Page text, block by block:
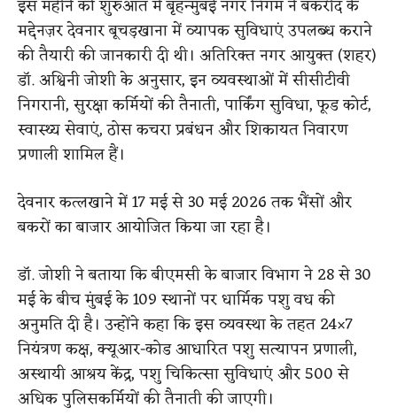
इस महीने की शुरुआत में बृहन्मुंबई नगर निगम ने बकरीद के
मद्देनज़र देवनार बूचड़खाना में व्यापक सुविधाएं उपलब्ध कराने
की तैयारी की जानकारी दी थी। अतिरिक्त नगर आयुक्त (शहर)
डॉ. अश्विनी जोशी के अनुसार, इन व्यवस्थाओं में सीसीटीवी
निगरानी, सुरक्षा कर्मियों की तैनाती, पार्किंग सुविधा, फूड कोर्ट,
स्वास्थ्य सेवाएं, ठोस कचरा प्रबंधन और शिकायत निवारण
प्रणाली शामिल हैं।
देवनार कत्लखाने में 17 मई से 30 मई 2026 तक भैंसों और
बकरों का बाजार आयोजित किया जा रहा है।
डॉ. जोशी ने बताया कि बीएमसी के बाजार विभाग ने 28 से 30
मई के बीच मुंबई के 109 स्थानों पर धार्मिक पशु वध की
अनुमति दी है। उन्होंने कहा कि इस व्यवस्था के तहत 24×7
नियंत्रण कक्ष, क्यूआर-कोड आधारित पशु सत्यापन प्रणाली,
अस्थायी आश्रय केंद्र, पशु चिकित्सा सुविधाएं और 500 से
अधिक पुलिसकर्मियों की तैनाती की जाएगी।